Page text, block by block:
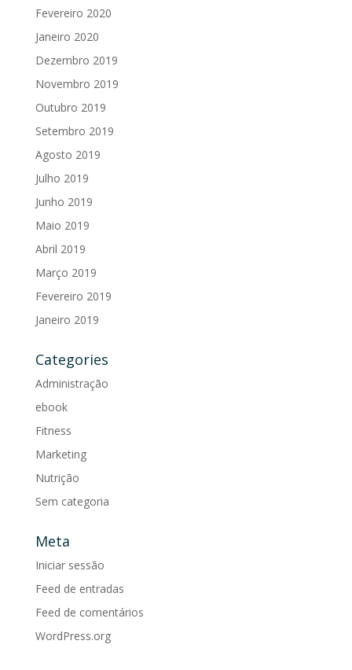
Fevereiro 2020
Janeiro 2020
Dezembro 2019
Novembro 2019
Outubro 2019
Setembro 2019
Agosto 2019
Julho 2019
Junho 2019
Maio 2019
Abril 2019
Março 2019
Fevereiro 2019
Janeiro 2019
Categories
Administração
ebook
Fitness
Marketing
Nutrição
Sem categoria
Meta
Iniciar sessão
Feed de entradas
Feed de comentários
WordPress.org